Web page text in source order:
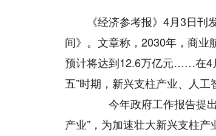
《经济参考报》4月3日
间》。文章称，2030年，商业
预计将达到12.6万亿元……在4
五”时期，新兴支柱产业、人
今年政府工作报告提出
产业”，为加速壮大新兴支柱产